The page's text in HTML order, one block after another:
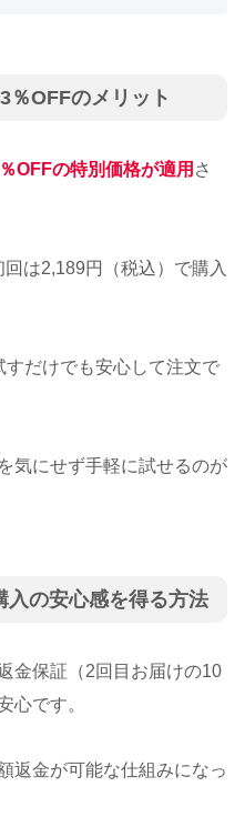
％OFFのメリット
OFFの特別価格が適用 さ
は2,189円（税込）で購入
だけでも安心して注文で
気にせず手軽に試せるのが
入の安心感を得る方法
金保証（2回目お届けの10
心です。
返金が可能な仕組みになっ